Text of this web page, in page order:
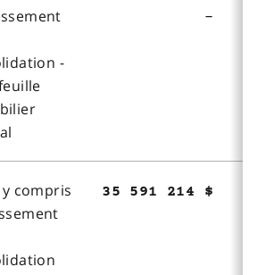
-
-
compris
35 591 214 $